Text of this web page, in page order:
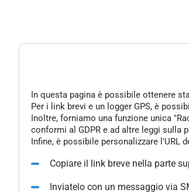
In questa pagina è possibile ottenere
Per i link brevi e un logger GPS, è
Inoltre, forniamo una funzione unica
conformi al GDPR e ad altre leggi sulla
Infine, è possibile personalizzare l'URL
Copiare il link breve nella parte
Inviatelo con un messaggio via